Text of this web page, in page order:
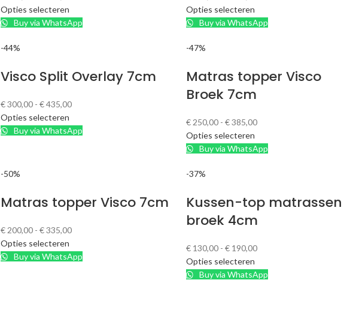
Opties selecteren
Buy via WhatsApp
Opties selecteren
Buy via WhatsApp
-44%
Visco Split Overlay 7cm
€300,00 - €435,00
Opties selecteren
Buy via WhatsApp
-47%
Matras topper Visco
Broek 7cm
€250,00 - €385,00
Opties selecteren
Buy via WhatsApp
-50%
Matras topper Visco 7cm
€200,00 - €335,00
Opties selecteren
Buy via WhatsApp
-37%
Kussen-top matrassen
broek 4cm
€130,00 - €190,00
Opties selecteren
Buy via WhatsApp